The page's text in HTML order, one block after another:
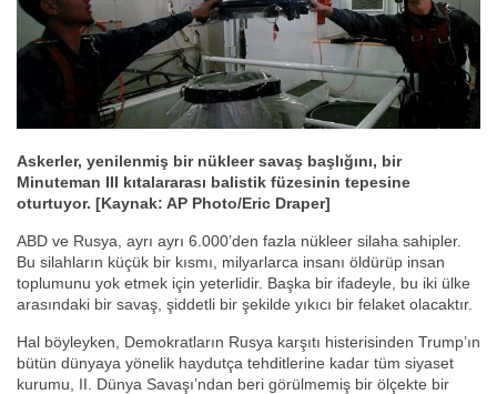
Askerler, yenilenmiş bir nükleer savaş başlığını, bir
Minuteman III kıtalararası balistik füzesinin tepesine
oturtuyor. [Kaynak: AP Photo/Eric Draper]
ABD ve Rusya, ayrı ayrı 6.000’den fazla nükleer silaha sahipler.
Bu silahların küçük bir kısmı, milyarlarca insanı öldürüp insan
toplumunu yok etmek için yeterlidir. Başka bir ifadeyle, bu iki ülke
arasındaki bir savaş, şiddetli bir şekilde yıkıcı bir felaket olacaktır.
Hal böyleyken, Demokratların Rusya karşıtı histerisinden Trump’ın
bütün dünyaya yönelik haydutça tehditlerine kadar tüm siyaset
kurumu, II. Dünya Savaşı’ndan beri görülmemiş bir ölçekte bir